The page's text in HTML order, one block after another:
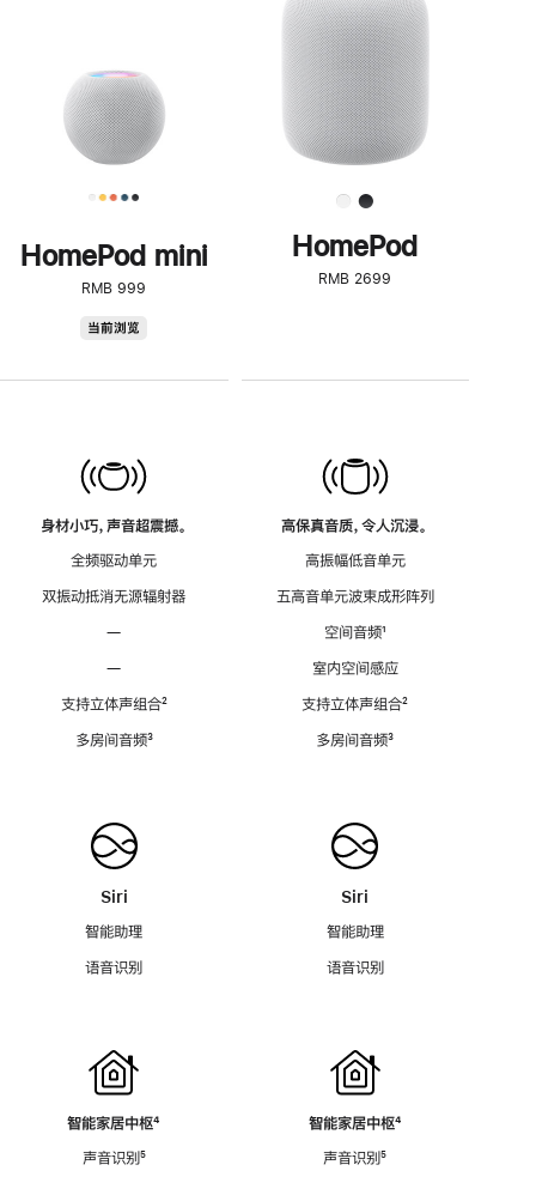
HomePod mini
RMB 999
当前浏览
身材小巧，声音超震撼。
全频驱动单元
双振动抵消无源辐射器
—
—
支持立体声组合脚
²
多房间音频脚
³
Siri
智能助理
语音识别
智能家居中枢脚
⁴
声音识别脚
⁵
了
解
HomePod<
HomePod
RMB 2699
高保真音质，令人沉浸。
高振幅低音单元
五高音单元波束成形阵列
空间音频脚
¹
室内空间感应
支持立体声组合脚
²
多房间音频脚
³
Siri
智能助理
语音识别
智能家居中枢脚
⁴
声音识别脚
⁵